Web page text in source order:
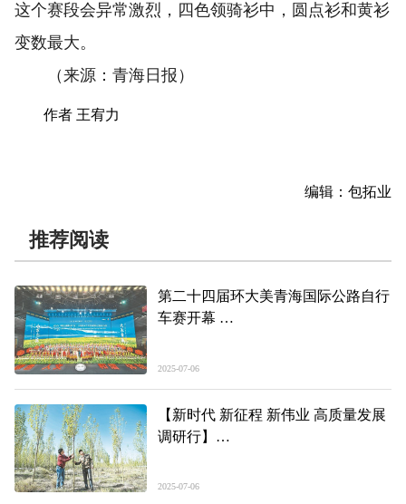
这个赛段会异常激烈，四色领骑衫中，圆点衫和黄衫
变数最大。
（来源：青海日报）
作者 王宥力
编辑：包拓业
推荐阅读
第二十四届环大美青海国际公路自行
车赛开幕
2025-07-06
【新时代 新征程 新伟业 高质量发展
调研行】
跨越
2025-07-06